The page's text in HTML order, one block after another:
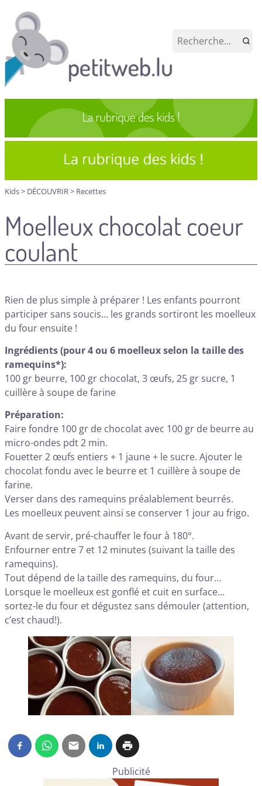
Kids> DÉCOUVRIR> Recettes
Moelleux chocolat coeur
coulant
Rien de plus simple à préparer ! Les enfants pourront
participer sans soucis… les grands sortiront les moelleux
du four ensuite !
Ingrédients (pour 4 ou 6 moelleux selon la taille des
ramequins*):
100 gr beurre, 100 gr chocolat, 3 œufs, 25 gr sucre, 1
cuillère à soupe de farine
Préparation:
Faire fondre 100 gr de chocolat avec 100 gr de beurre au
micro-ondes pdt 2 min.
Fouetter 2 œufs entiers + 1 jaune + le sucre. Ajouter le
chocolat fondu avec le beurre et 1 cuillère à soupe de
farine.
Verser dans des ramequins préalablement beurrés.
Les moelleux peuvent ainsi se conserver 1 jour au frigo.
Avant de servir, pré-chauffer le four à 180°.
Enfourner entre 7 et 12 minutes (suivant la taille des
ramequins).
Tout dépend de la taille des ramequins, du four…
Lorsque le moelleux est gonflé et cuit en surface…
sortez-le du four et dégustez sans démouler (attention,
c’est chaud!).
Publicité